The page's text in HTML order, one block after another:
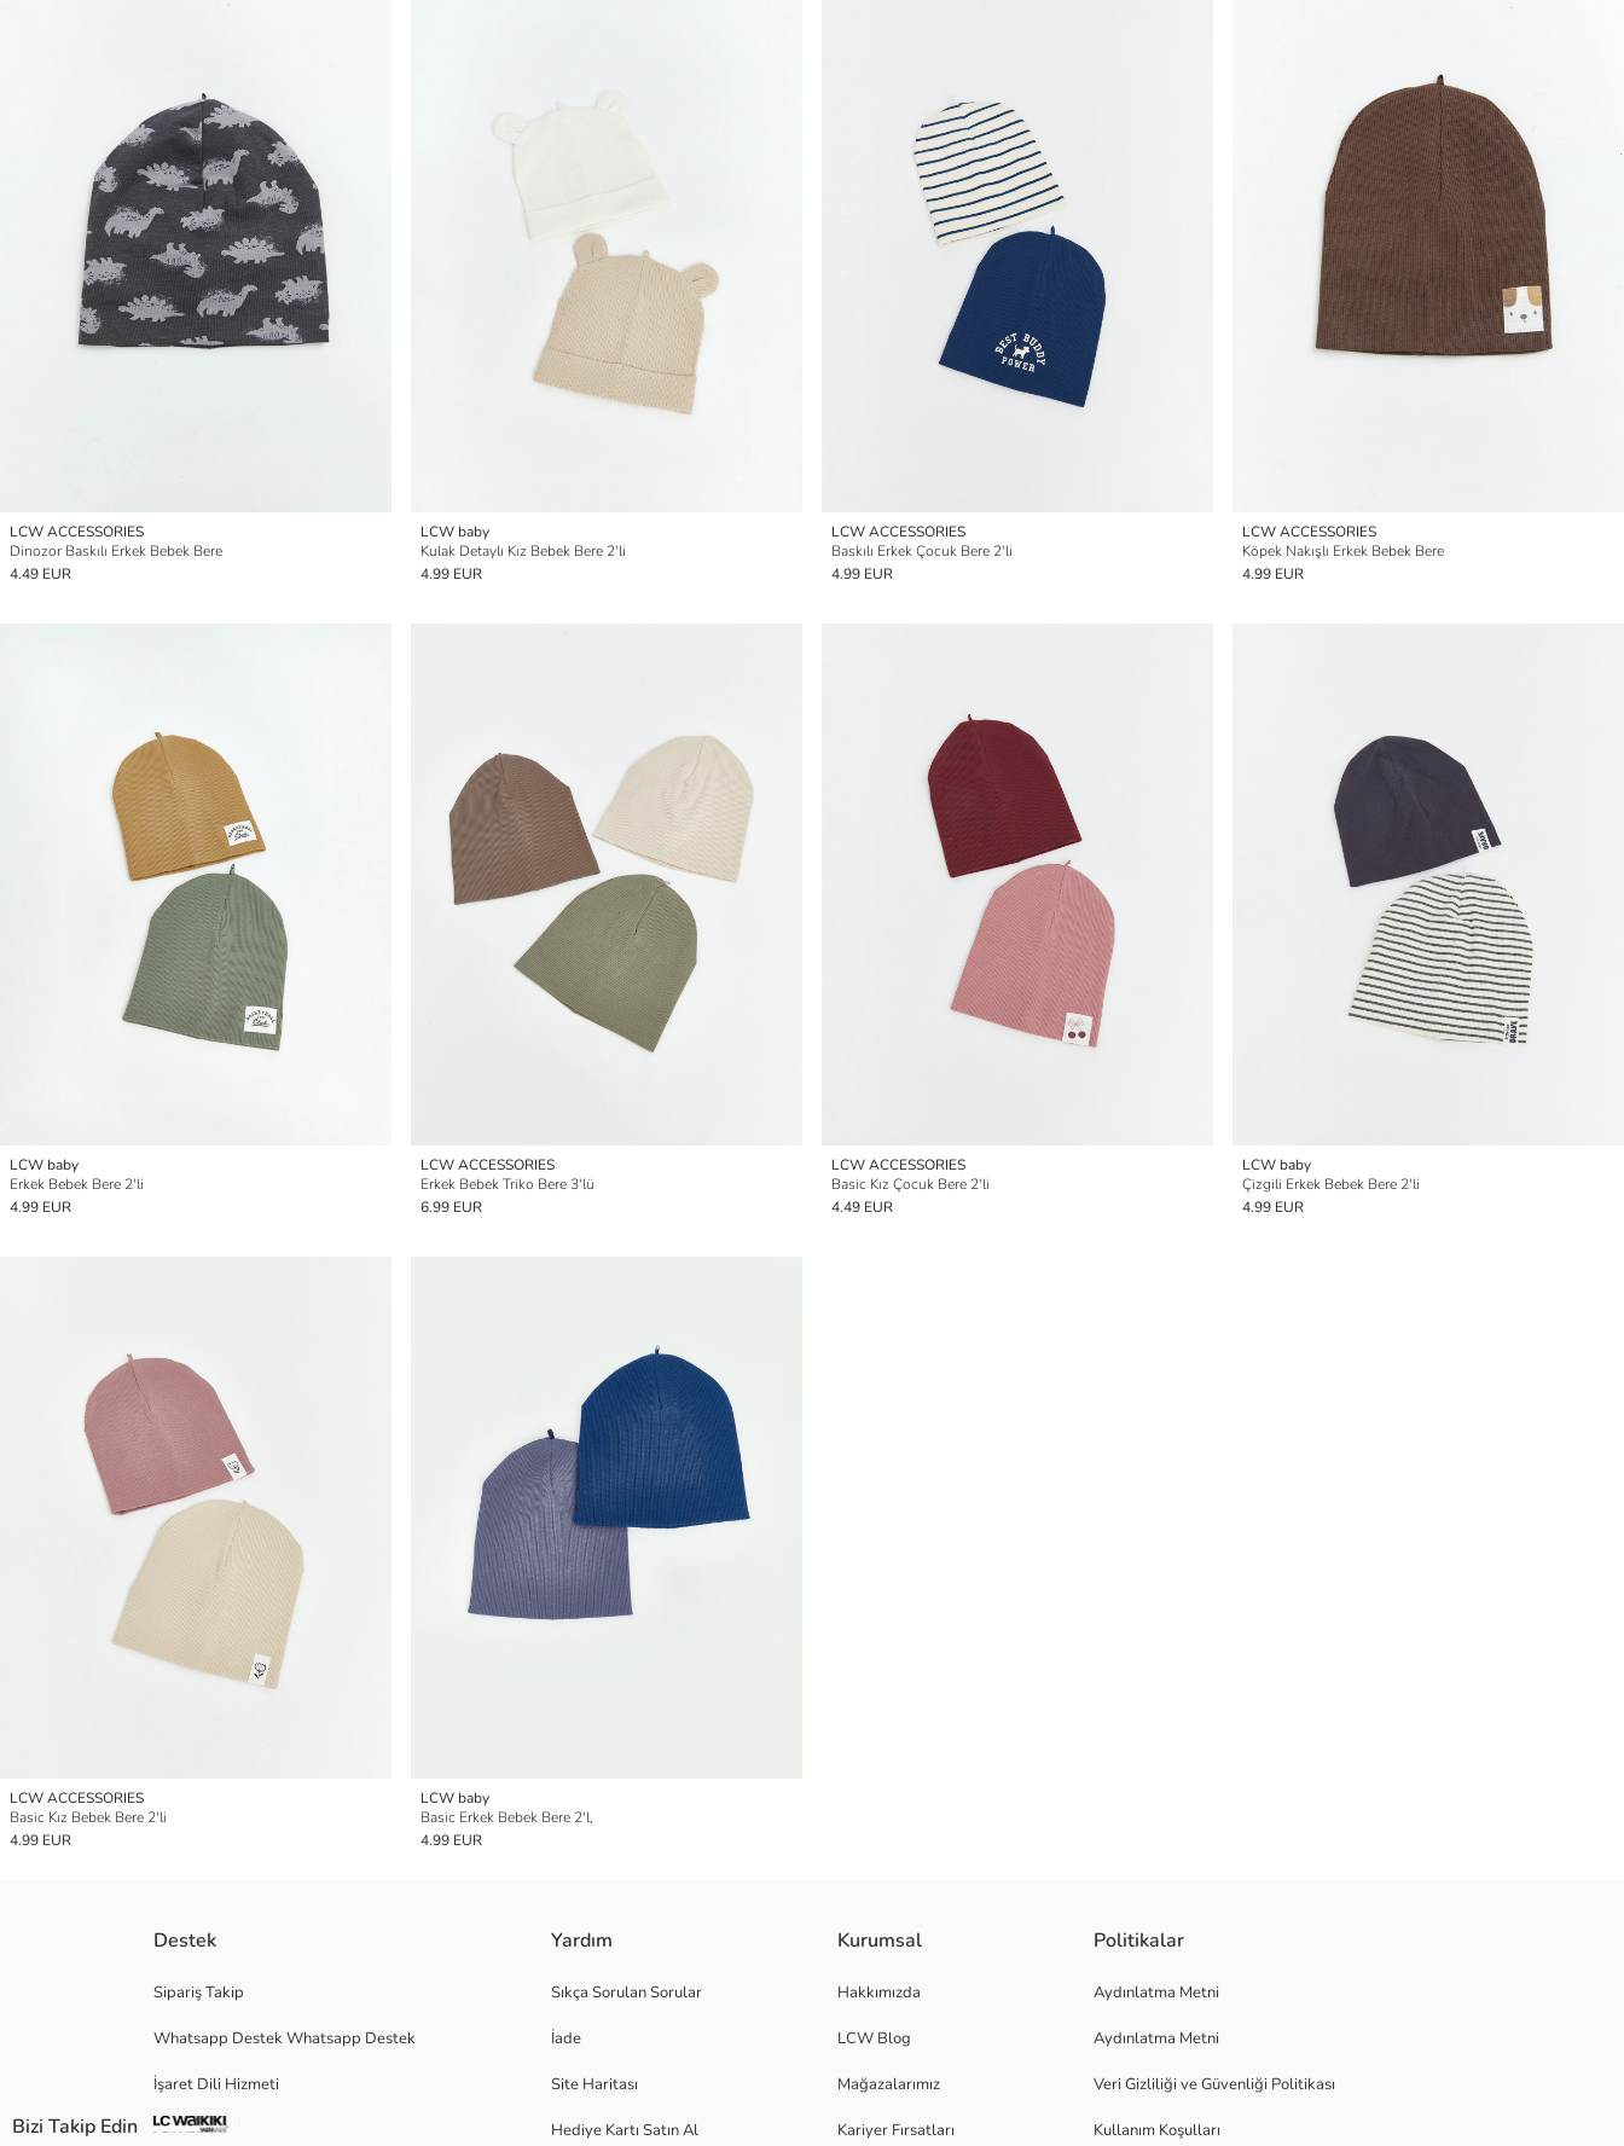
LCW ACCESSORIES
Dinozor Baskılı Erkek Bebek Bere
4.49 EUR
LCW baby
Kulak Detaylı Kız Bebek Bere 2'li
4.99 EUR
LCW ACCESSORIES
Baskılı Erkek Çocuk Bere 2'li
4.99 EUR
LCW ACCESSORIES
Köpek Nakışlı Erkek Bebek Bere
4.99 EUR
LCW baby
Erkek Bebek Bere 2'li
4.99 EUR
LCW ACCESSORIES
Erkek Bebek Triko Bere 3'lü
6.99 EUR
LCW ACCESSORIES
Basic Kız Çocuk Bere 2'li
4.49 EUR
LCW baby
Çizgili Erkek Bebek Bere 2'li
4.99 EUR
LCW ACCESSORIES
Basic Kız Bebek Bere 2'li
4.99 EUR
LCW baby
Basic Erkek Bebek Bere 2'l,
4.99 EUR
Destek
Sipariş Takip
Whatsapp Destek Whatsapp Destek
İşaret Dili Hizmeti
Yardım
Sıkça Sorulan Sorular
İade
Site Haritası
Hediye Kartı Satın Al
Kurumsal
Hakkımızda
LCW Blog
Mağazalarımız
Kariyer Fırsatları
Politikalar
Aydınlatma Metni
Aydınlatma Metni
Veri Gizliliği ve Güvenliği Politikası
Kullanım Koşulları
Bizi Takip Edin